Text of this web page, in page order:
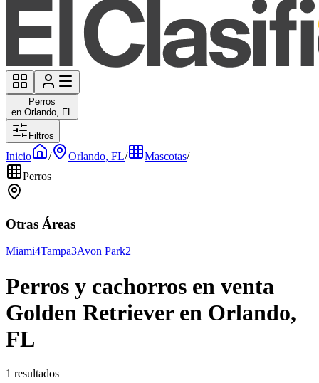
Perros
en Orlando, FL
Filtros
Inicio / Orlando, FL/ Mascotas/
Perros
Otras Áreas
Miami4Tampa3Avon Park2
Perros y cachorros en venta
Golden Retriever en Orlando,
FL
1 resultados